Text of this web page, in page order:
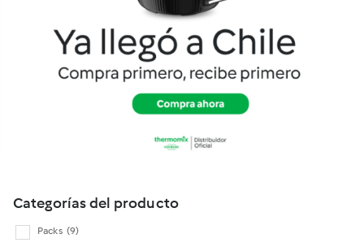
Cookidoo
Categorías del producto
Packs (9)